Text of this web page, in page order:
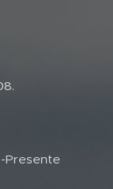
Presente